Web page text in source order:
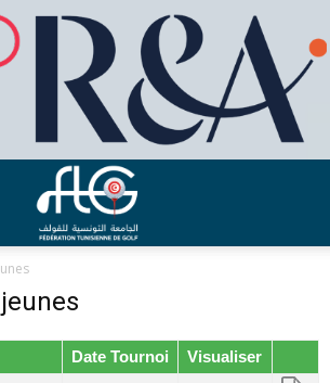
Date Tournoi
Visualiser